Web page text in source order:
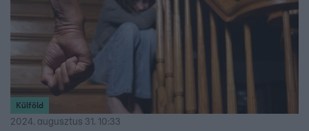
Külföld
2024. augusztus 31. 10:33